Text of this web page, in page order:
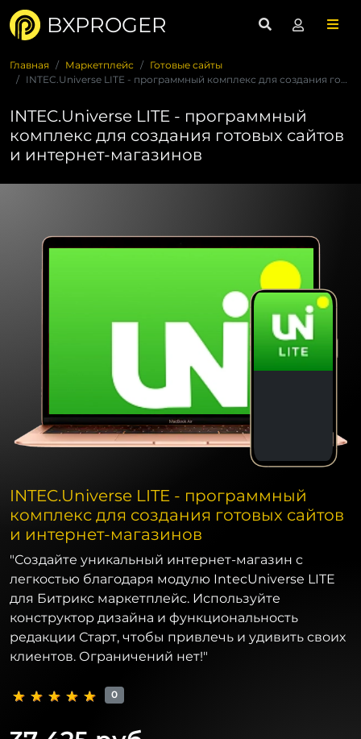
BXPROGER
Главная Маркетплейс
Готовые сайты
INTEC.Universe LITE - программный комплекс для создания гото...
INTEC.Universe LITE - программный
комплекс для создания готовых сайтов
и интернет-магазинов
INTEC.Universe LITE - программный
комплекс для создания готовых сайтов
и интернет-магазинов
"Создайте уникальный интернет-магазин с
легкостью благодаря модулю IntecUniverse LITE
для Битрикс маркетплейс. Используйте
конструктор дизайна и функциональность
редакции Старт, чтобы привлечь и удивить своих
клиентов. Ограничений нет!"
0